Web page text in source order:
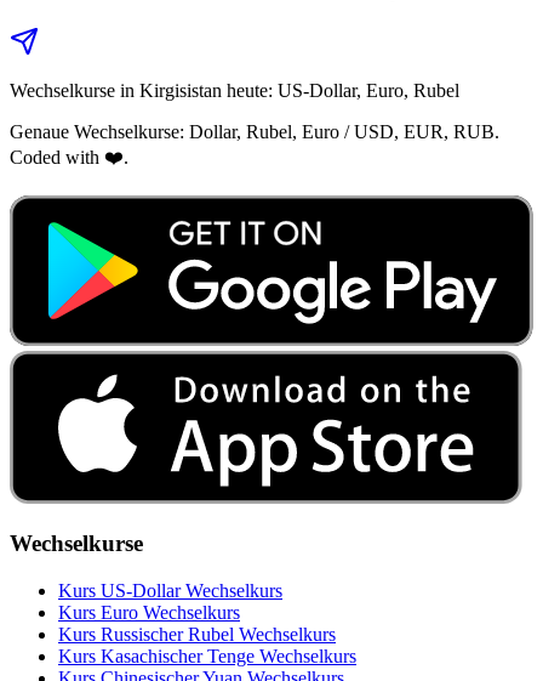
Wechselkurse in Kirgisistan heute: US-Dollar, Euro, Rubel
Genaue Wechselkurse: Dollar, Rubel, Euro / USD, EUR, RUB.
Coded with ❤️.
Wechselkurse
Kurs US‑Dollar Wechselkurs
Kurs Euro Wechselkurs
Kurs Russischer Rubel Wechselkurs
Kurs Kasachischer Tenge Wechselkurs